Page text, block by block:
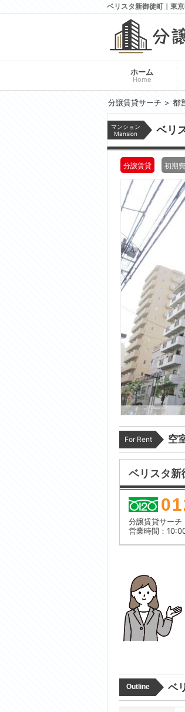
ベリスタ新御徒町｜東
ホーム
Home
分譲賃貸サーチ 都
マンション
Mansion
ベリ
分譲賃貸 初期
For Rent 空
ベリスタ新
分譲賃貸サーチ
営業時間：
Outline ベ